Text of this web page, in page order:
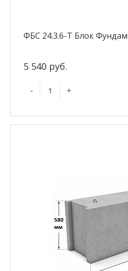
ФБС 24.3.6-Т Блок
5 540 руб.
- +